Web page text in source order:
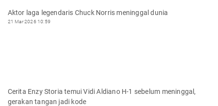
Aktor laga legendaris Chuck Norris meninggal dunia
21 Mar 2026 10:59
Cerita Enzy Storia temui Vidi Aldiano H-1 sebelum meninggal,
gerakan tangan jadi kode